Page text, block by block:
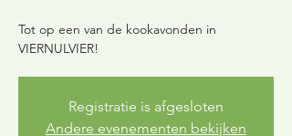
Tot op een van de kookavonden in
VIERNULVIER!
Registratie is afgesloten
Andere evenementen bekijken